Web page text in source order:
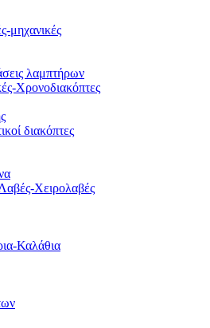
μηχανικές
λαμπτήρων
Χρονοδιακόπτες
διακόπτες
Χειρολαβές
Καλάθια